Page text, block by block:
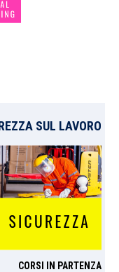
SUL LAVORO
CORSI IN PARTENZA